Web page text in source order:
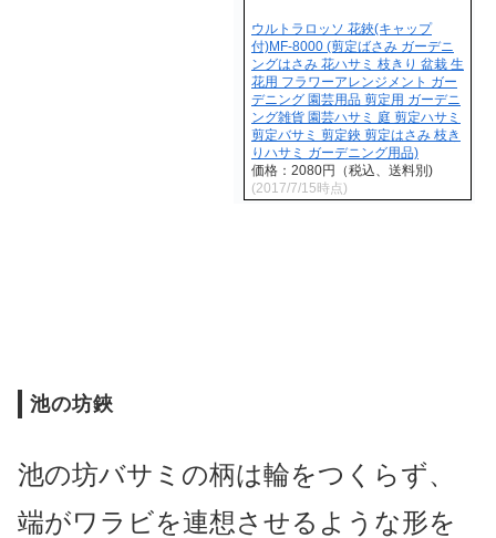
ウルトラロッソ 花鋏(キャップ
付)MF-8000 (剪定ばさみ ガーデニ
ングはさみ 花ハサミ 枝きり 盆栽 生
花用 フラワーアレンジメント ガー
デニング 園芸用品 剪定用 ガーデニ
ング雑貨 園芸ハサミ 庭 剪定ハサミ
剪定バサミ 剪定鋏 剪定はさみ 枝き
りハサミ ガーデニング用品)
価格：2080円（税込、送料別)
(2017/7/15時点)
池の坊鋏
池の坊バサミの柄は輪をつくらず、
端がワラビを連想させるような形を